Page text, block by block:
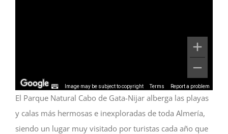
Image may be subject to copyright Terms Report a problem
El Parque Natural Cabo de Gata-Nijar alberga las playas
y calas más hermosas e inexploradas de toda Almería,
siendo un lugar muy visitado por turistas cada año que